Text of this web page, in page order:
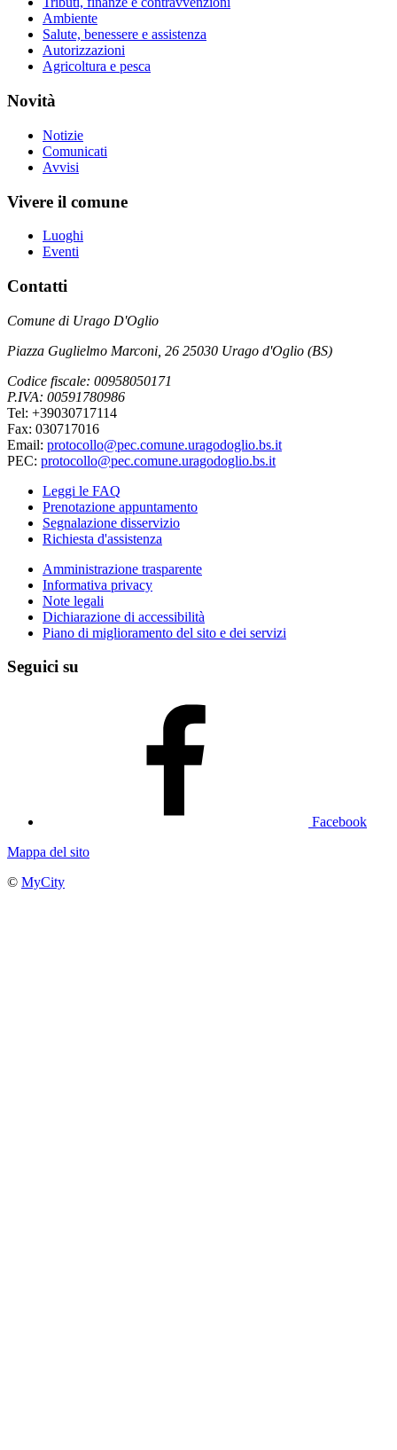
Ambiente
Salute, benessere e assistenza
Autorizzazioni
Agricoltura e pesca
Novità
Notizie
Comunicati
Avvisi
Vivere il comune
Luoghi
Eventi
Contatti
Comune di Urago D'Oglio
Piazza Guglielmo Marconi, 26 25030 Urago d'Oglio (BS)
Codice fiscale: 00958050171
P.IVA: 00591780986
Tel: +39030717114
Fax: 030717016
Email: protocollo@pec.comune.uragodoglio.bs.it
PEC: protocollo@pec.comune.uragodoglio.bs.it
Leggi le FAQ
Prenotazione appuntamento
Segnalazione disservizio
Richiesta d'assistenza
Amministrazione trasparente
Informativa privacy
Note legali
Dichiarazione di accessibilità
Piano di miglioramento del sito e dei servizi
Seguici su
Facebook
Mappa del sito
© MyCity